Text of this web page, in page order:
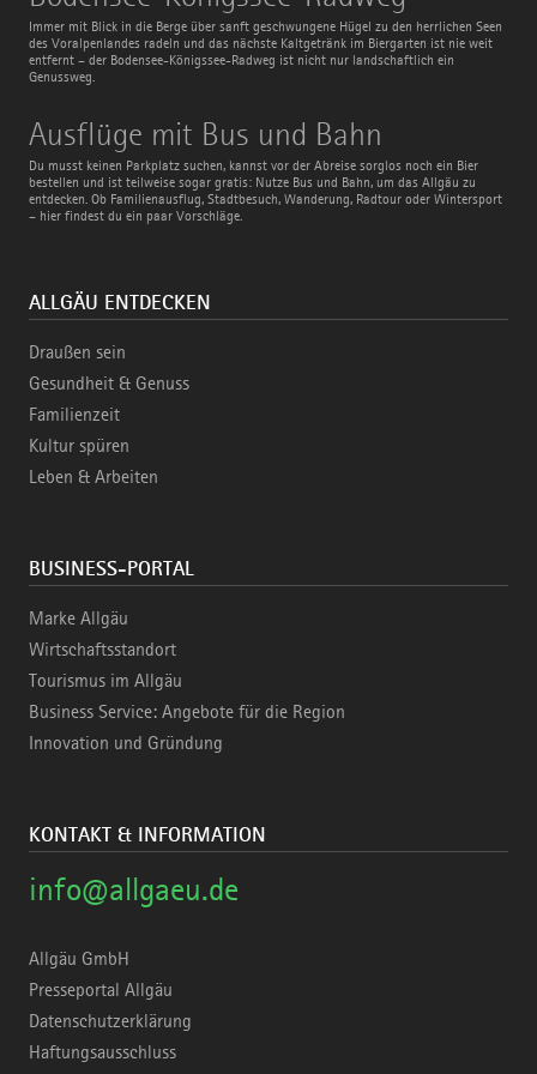
Immer mit Blick in die Berge über sanft geschwungene Hügel zu den herrlichen Seen
des Voralpenlandes radeln und das nächste Kaltgetränk im Biergarten ist nie weit
entfernt – der Bodensee-Königssee-Radweg ist nicht nur landschaftlich ein
Genussweg.
Radweg
Ausflüge mit Bus und Bahn
Du musst keinen Parkplatz suchen, kannst vor der Abreise sorglos noch ein Bier
bestellen und ist teilweise sogar gratis: Nutze Bus und Bahn, um das Allgäu zu
entdecken. Ob Familienausflug, Stadtbesuch, Wanderung, Radtour oder Wintersport
– hier findest du ein paar Vorschläge.
Ausflüge
mit
Bus
und
Bahn
ALLGÄU ENTDECKEN
Draußen sein
Gesundheit & Genuss
Familienzeit
Kultur spüren
Leben & Arbeiten
BUSINESS-PORTAL
Marke Allgäu
Wirtschaftsstandort
Tourismus im Allgäu
Business Service: Angebote für die Region
Innovation und Gründung
KONTAKT & INFORMATION
info@allgaeu.de
Allgäu GmbH
Presseportal Allgäu
Datenschutzerklärung
Haftungsausschluss